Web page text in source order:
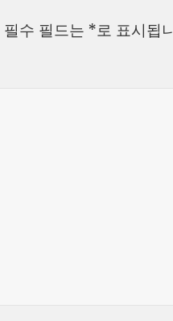
필수 필드는 *로 표시됩